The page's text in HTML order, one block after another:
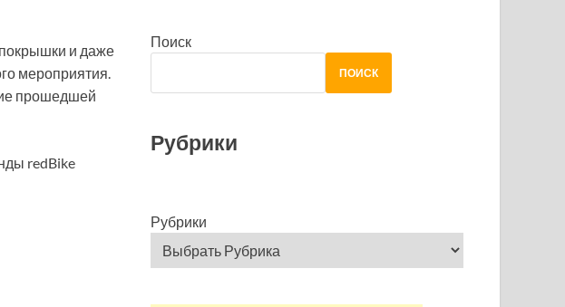
и даже
мероприятия.
прошедшей
redBike
Поиск
ПОИСК
Рубрики
Рубрики